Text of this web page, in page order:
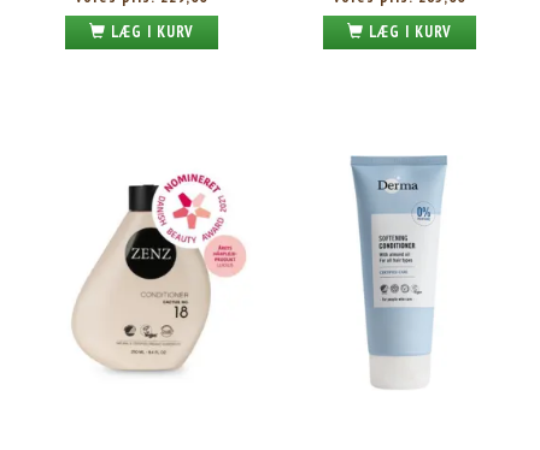
LÆG I KURV
LÆG I KURV